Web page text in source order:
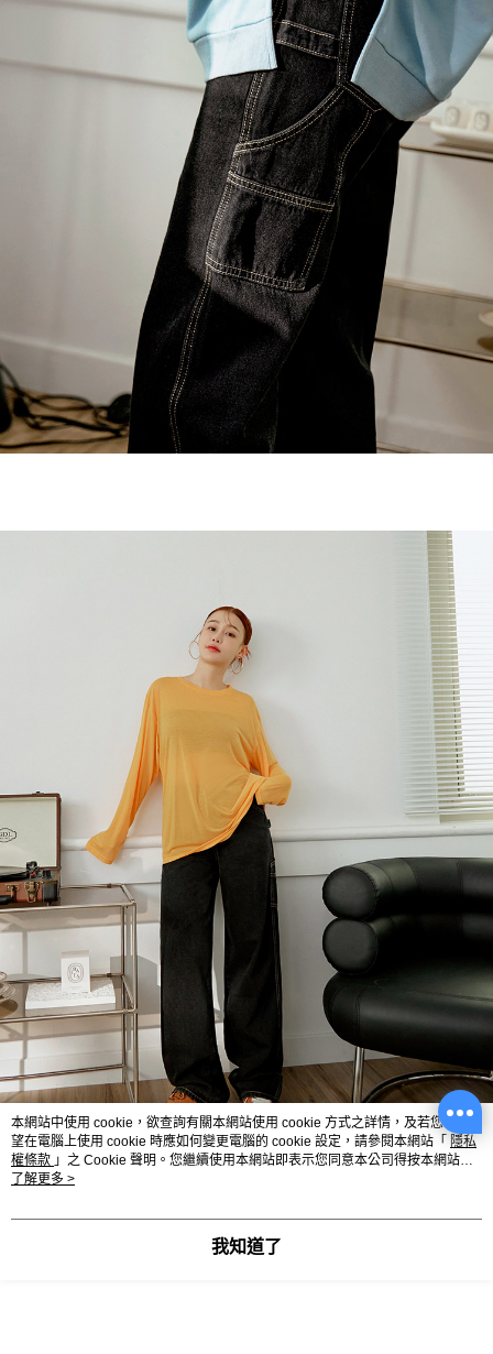
本網站中使用 cookie，欲查詢有關本網站使用 cookie 方式之詳情，及若您不希
望在電腦上使用 cookie 時應如何變更電腦的 cookie 設定，請參閱本網站「 隱私
權條款 」之 Cookie 聲明。您繼續使用本網站即表示您同意本公司得按本網站使
用條款之 Cookie 聲明使用 cookie。
了解更多 >
我知道了